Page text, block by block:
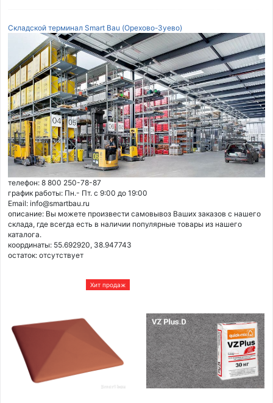
Складской терминал Smart Bau (Орехово-Зуево)
телефон: 8 800 250-78-87
график работы: Пн.- Пт. с 9:00 до 19:00
Email: info@smartbau.ru
описание: Вы можете произвести самовывоз Ваших заказов с нашего
склада, где всегда есть в наличии популярные товары из нашего
каталога.
координаты: 55.692920, 38.947743
остаток: отсутствует
Хит продаж